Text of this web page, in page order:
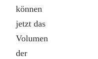
können
jetzt das
Volumen
der